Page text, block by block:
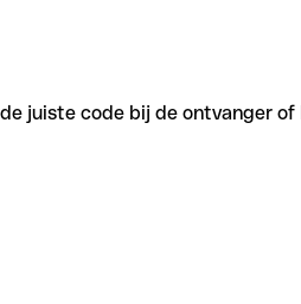
juiste code bij de ontvanger of